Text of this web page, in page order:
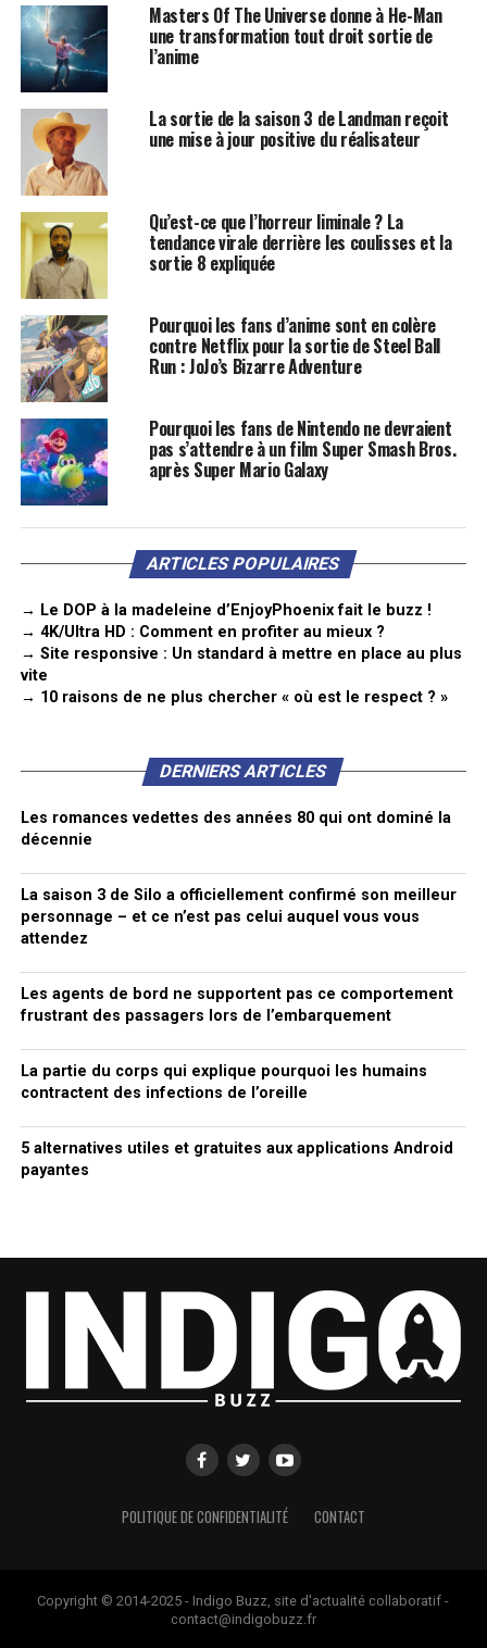
Masters Of The Universe donne à He-Man
une transformation tout droit sortie de
l’anime
La sortie de la saison 3 de Landman reçoit
une mise à jour positive du réalisateur
Qu’est-ce que l’horreur liminale ? La
tendance virale derrière les coulisses et la
sortie 8 expliquée
Pourquoi les fans d’anime sont en colère
contre Netflix pour la sortie de Steel Ball
Run : JoJo’s Bizarre Adventure
Pourquoi les fans de Nintendo ne devraient
pas s’attendre à un film Super Smash Bros.
après Super Mario Galaxy
ARTICLES POPULAIRES
→ Le DOP à la madeleine d’EnjoyPhoenix fait le buzz !
→ 4K/Ultra HD : Comment en profiter au mieux ?
→ Site responsive : Un standard à mettre en place au plus
vite
→ 10 raisons de ne plus chercher « où est le respect ? »
DERNIERS ARTICLES
Les romances vedettes des années 80 qui ont dominé la
décennie
La saison 3 de Silo a officiellement confirmé son meilleur
personnage – et ce n’est pas celui auquel vous vous
attendez
Les agents de bord ne supportent pas ce comportement
frustrant des passagers lors de l’embarquement
La partie du corps qui explique pourquoi les humains
contractent des infections de l’oreille
5 alternatives utiles et gratuites aux applications Android
payantes
POLITIQUE DE CONFIDENTIALITÉ CONTACT
Copyright © 2014-2025 - Indigo Buzz, site d'actualité collaboratif -
contact@indigobuzz.fr